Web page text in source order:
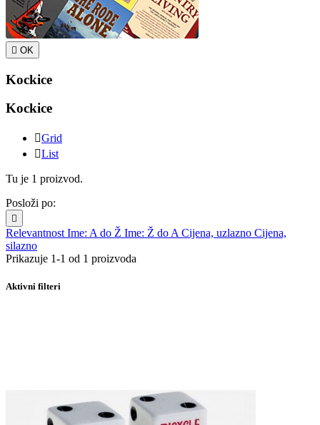
 OK
Kockice
Kockice
Grid
List
Tu je 1 proizvod.
Posloži po:

Relevantnost Ime: A do Ž Ime: Ž do A Cijena, uzlazno Cijena,
silazno
Prikazuje 1-1 od 1 proizvoda
Aktivni filteri